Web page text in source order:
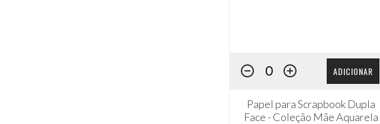
ADICIONAR
Papel para Scrapbook Dupla
Face - Coleção Mãe Aquarela